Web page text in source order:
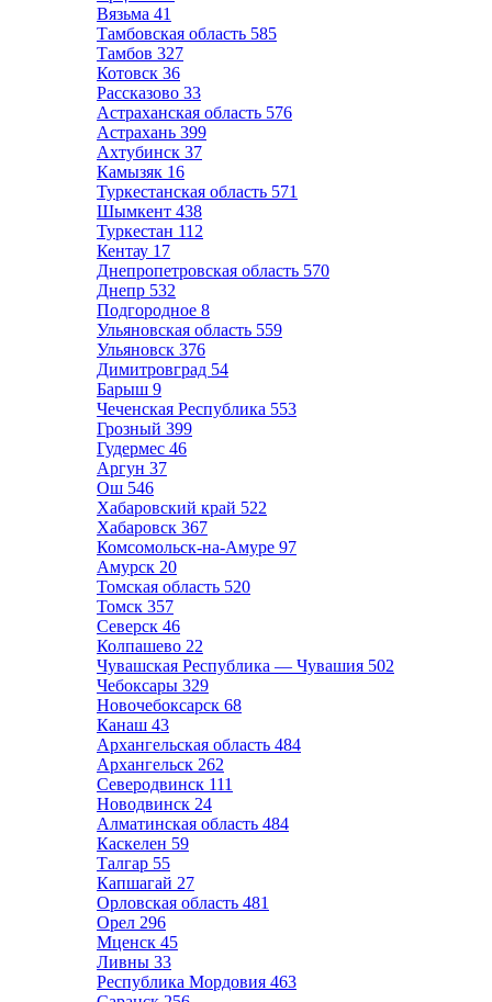
Вязьма 41
Тамбовская область 585
Тамбов 327
Котовск 36
Рассказово 33
Астраханская область 576
Астрахань 399
Ахтубинск 37
Камызяк 16
Туркестанская область 571
Шымкент 438
Туркестан 112
Кентау 17
Днепропетровская область 570
Днепр 532
Подгородное 8
Ульяновская область 559
Ульяновск 376
Димитровград 54
Барыш 9
Чеченская Республика 553
Грозный 399
Гудермес 46
Аргун 37
Ош 546
Хабаровский край 522
Хабаровск 367
Комсомольск-на-Амуре 97
Амурск 20
Томская область 520
Томск 357
Северск 46
Колпашево 22
Чувашская Республика — Чувашия 502
Чебоксары 329
Новочебоксарск 68
Канаш 43
Архангельская область 484
Архангельск 262
Северодвинск 111
Новодвинск 24
Алматинская область 484
Каскелен 59
Талгар 55
Капшагай 27
Орловская область 481
Орел 296
Мценск 45
Ливны 33
Республика Мордовия 463